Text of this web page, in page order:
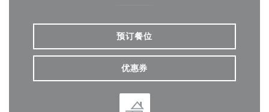
预订餐位
优惠券